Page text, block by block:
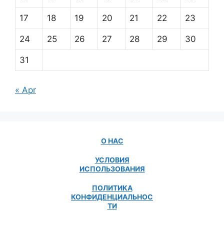
17 18 19 20 21 22 23
24 25 26 27 28 29 30
31
« Apr
О НАС
УСЛОВИЯ
ИСПОЛЬЗОВАНИЯ
ПОЛИТИКА
КОНФИДЕНЦИАЛЬНОС
ТИ